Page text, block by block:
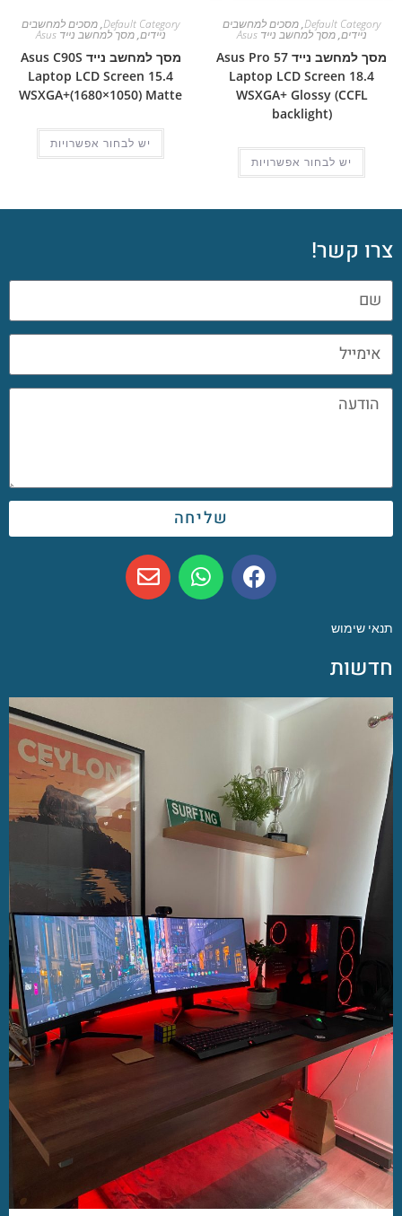
Default Category
,מסכים למחשבים
ניידים,מסך למחשב נייד Asus
מסך למחשב נייד Asus Pro 57
Laptop LCD Screen 18.4
WSXGA+ Glossy (CCFL
backlight)
יש לבחור אפשרויות
Default Category
,מסכים למחשבים
ניידים,מסך למחשב נייד Asus
מסך למחשב נייד Asus C90S
Laptop LCD Screen 15.4
WSXGA+(1680×1050) Matte
יש לבחור אפשרויות
צרו קשר!
שליחה
תנאי שימוש
חדשות